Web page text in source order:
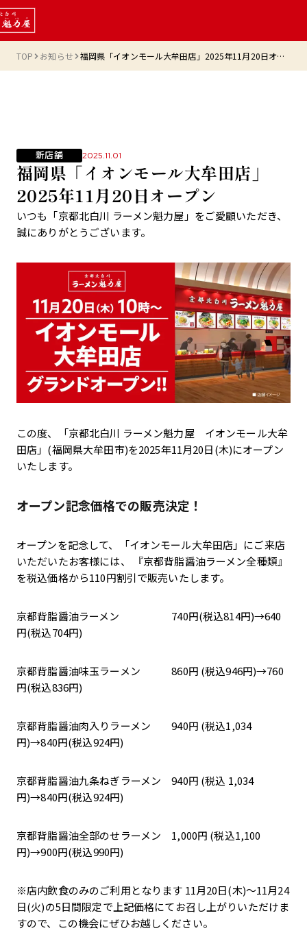
TOP お知らせ 福岡県「イオンモール大牟田店」2025年11月20日オープン
新店舗 2025.11.01
福岡県「イオンモール大牟田店」
2025年11月20日オープン
いつも「京都北白川 ラーメン魁力屋」をご愛顧いただき、
誠にありがとうございます。
この度、「京都北白川 ラーメン魁力屋 イオンモール大牟
田店」(福岡県大牟田市)を2025年11月20日(木)にオープン
いたします。
オープン記念価格での販売決定！
オープンを記念して、「イオンモール大牟田店」にご来店
いただいたお客様には、 『京都背脂醤油ラーメン全種類』
を税込価格から110円割引で販売いたします。
京都背脂醤油ラーメン 740円(税込814円)→640
円(税込704円)
京都背脂醤油味玉ラーメン 860円 (税込946円)→760
円(税込836円)
京都背脂醤油肉入りラーメン 940円 (税込1,034
円)→840円(税込924円)
京都背脂醤油九条ねぎラーメン 940円 (税込 1,034
円)→840円(税込924円)
京都背脂醤油全部のせラーメン 1,000円 (税込1,100
円)→900円(税込990円)
※店内飲食のみのご利用となります 11月20日(木)～11月24
日(火)の5日間限定で上記価格にてお召し上がりいただけま
すので、この機会にぜひお越しください。